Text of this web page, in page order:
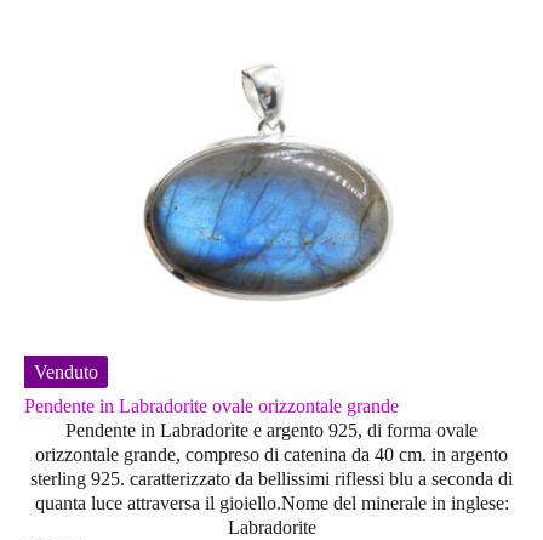
Venduto
Pendente in Labradorite ovale orizzontale grande
Pendente in Labradorite e argento 925, di forma ovale
orizzontale grande, compreso di catenina da 40 cm. in argento
sterling 925. caratterizzato da bellissimi riflessi blu a seconda di
quanta luce attraversa il gioiello.Nome del minerale in inglese:
Labradorite